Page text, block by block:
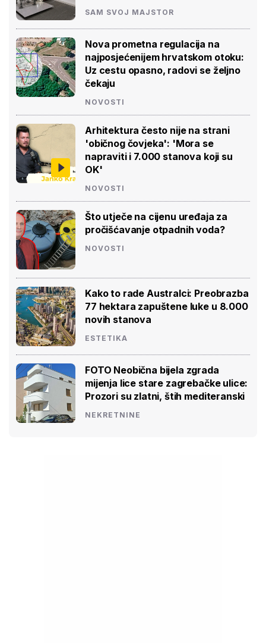
SAM SVOJ MAJSTOR
Nova prometna regulacija na
najposjećenijem hrvatskom otoku:
Uz cestu opasno, radovi se željno
čekaju
NOVOSTI
Arhitektura često nije na strani
'običnog čovjeka': 'Mora se
napraviti i 7.000 stanova koji su
OK'
NOVOSTI
Što utječe na cijenu uređaja za
pročišćavanje otpadnih voda?
NOVOSTI
Kako to rade Australci: Preobrazba
77 hektara zapuštene luke u 8.000
novih stanova
ESTETIKA
FOTO Neobična bijela zgrada
mijenja lice stare zagrebačke ulice:
Prozori su zlatni, štih mediteranski
NEKRETNINE